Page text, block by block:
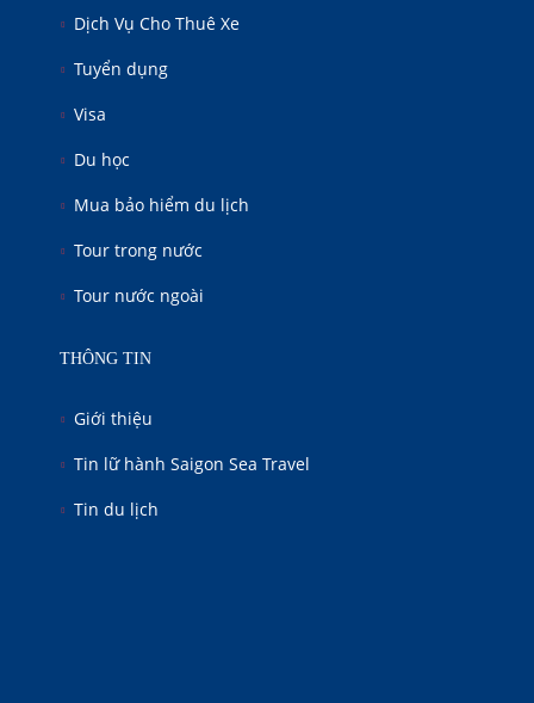
Dịch Vụ Cho Thuê Xe
Tuyển dụng
Visa
Du học
Mua bảo hiểm du lịch
Tour trong nước
Tour nước ngoài
THÔNG TIN
Giới thiệu
Tin lữ hành Saigon Sea Travel
Tin du lịch